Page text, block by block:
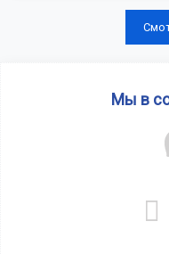
Мы в